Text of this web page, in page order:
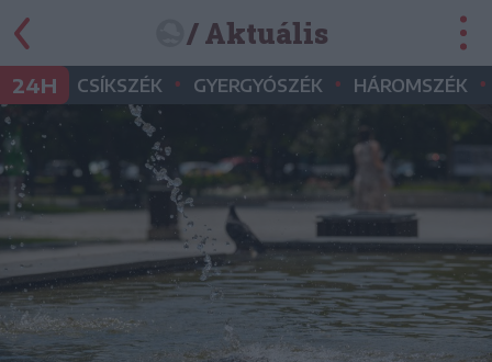
/ Aktuális
24H CSÍKSZÉK • GYERGYÓSZÉK • HÁROMSZÉK •